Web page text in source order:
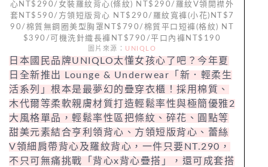
心NT$290/女裝羅紋背心(條紋) NT$290/羅紋V領開襟外
套NT$590/方領短版背心 NT$290/羅紋寬褲(小花)NT$7
90/棉質無鋼圈美型胸罩NT$790/棉質平口短褲(格紋) NT
$390/可機洗針織長褲NT$790/平口內褲NT$190
圖片來源： UNIQLO
日本國民品牌UNIQLO太懂女孩心了吧？今年夏
日全新推出 Lounge & Underwear「新．輕柔生
活系列」根本是最夢幻的疊穿衣櫃！採用棉質、
木代爾等柔軟親膚材質打造輕鬆率性與極簡優雅2
大風格單品，輕鬆率性區把條紋、碎花、圓點等
甜美元素結合亨利領背心、方領短版背心、蕾絲
V領細肩帶背心及羅紋背心，一件只要NT.290，
不只可無痛挑戰「背心x背心疊搭」，還可成套搭